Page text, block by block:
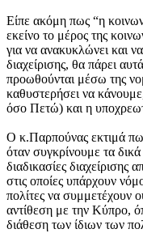
Είπε ακόμη πως “η
εκείνο το μέρος της
για να ανακυκλώνει και
διαχείρισης, θα πάρει
προωθούνται μέσω της
καθυστερήσει να
όσο Πετώ) και η
Ο κ.Παρπούνας εκτιμά
όταν συγκρίνουμε τα
διαδικασίες
στις οποίες υπάρχουν
πολίτες να συμμετέχουν
αντίθεση με την Κύπρο,
διάθεση των ίδιων των